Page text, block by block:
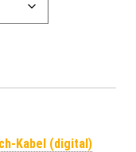
Kabel (digital)